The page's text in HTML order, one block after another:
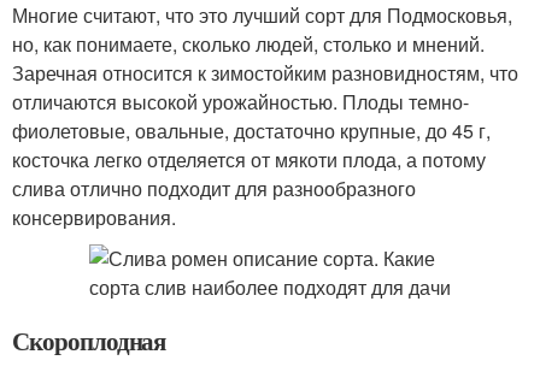
Многие считают, что это лучший сорт для Подмосковья,
но, как понимаете, сколько людей, столько и мнений.
Заречная относится к зимостойким разновидностям, что
отличаются высокой урожайностью. Плоды темно-
фиолетовые, овальные, достаточно крупные, до 45 г,
косточка легко отделяется от мякоти плода, а потому
слива отлично подходит для разнообразного
консервирования.
Скороплодная